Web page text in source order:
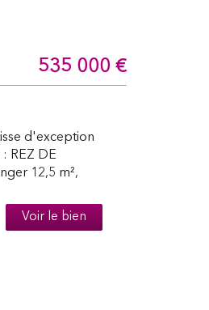
535 000 €
d'exception
REZ DE
12,5 m²,
Voir le bien